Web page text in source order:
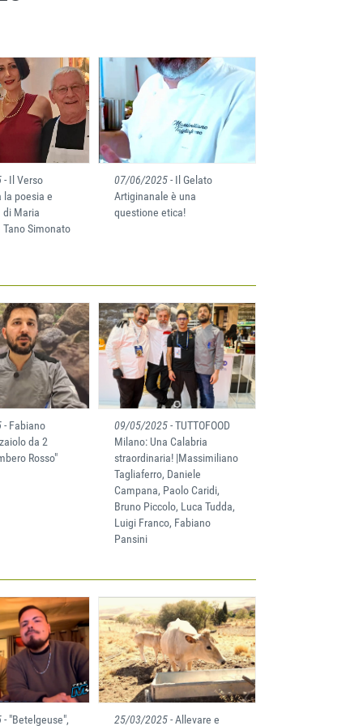
- Il Verso
la poesia e
di Maria
Simonato
07/06/2025- Il Gelato
Artiginanale è una
questione etica!
- Fabiano
da 2
Rosso"
09/05/2025- TUTTOFOOD
Milano: Una Calabria
straordinaria! |Massimiliano
Tagliaferro, Daniele
Campana, Paolo Caridi,
Bruno Piccolo, Luca Tudda,
Luigi Franco, Fabiano
Pansini
- "Betelgeuse", 25/03/2025- Allevare e